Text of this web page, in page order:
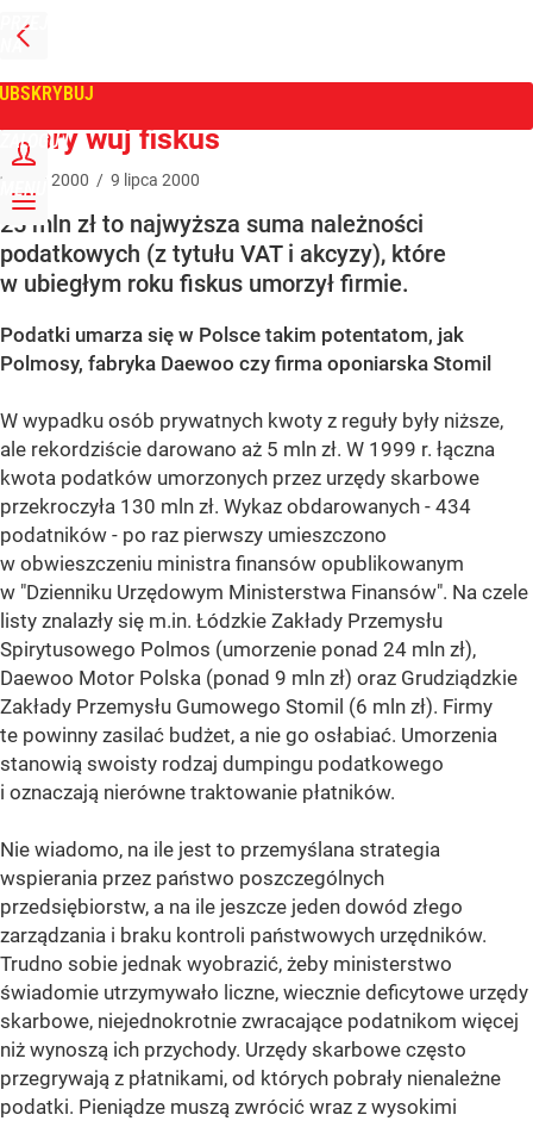
PRZEJDŹ
NA
GŁÓWNĄ
ZALOGUJ
MENU
Tygodnik Wprost
Dobry wuj fiskus
9 lipca 2000 / 9 lipca 2000
25 mln zł to najwyższa suma należności
podatkowych (z tytułu VAT i akcyzy), które
w ubiegłym roku fiskus umorzył firmie.
Podatki umarza się w Polsce takim potentatom, jak
Polmosy, fabryka Daewoo czy firma oponiarska Stomil
W wypadku osób prywatnych kwoty z reguły były niższe,
ale rekordziście darowano aż 5 mln zł. W 1999 r. łączna
kwota podatków umorzonych przez urzędy skarbowe
przekroczyła 130 mln zł. Wykaz obdarowanych - 434
podatników - po raz pierwszy umieszczono
w obwieszczeniu ministra finansów opublikowanym
w "Dzienniku Urzędowym Ministerstwa Finansów". Na czele
listy znalazły się m.in. Łódzkie Zakłady Przemysłu
Spirytusowego Polmos (umorzenie ponad 24 mln zł),
Daewoo Motor Polska (ponad 9 mln zł) oraz Grudziądzkie
Zakłady Przemysłu Gumowego Stomil (6 mln zł). Firmy
te powinny zasilać budżet, a nie go osłabiać. Umorzenia
stanowią swoisty rodzaj dumpingu podatkowego
i oznaczają nierówne traktowanie płatników.
Nie wiadomo, na ile jest to przemyślana strategia
wspierania przez państwo poszczególnych
przedsiębiorstw, a na ile jeszcze jeden dowód złego
zarządzania i braku kontroli państwowych urzędników.
Trudno sobie jednak wyobrazić, żeby ministerstwo
świadomie utrzymywało liczne, wiecznie deficytowe urzędy
skarbowe, niejednokrotnie zwracające podatnikom więcej
niż wynoszą ich przychody. Urzędy skarbowe często
przegrywają z płatnikami, od których pobrały nienależne
podatki. Pieniądze muszą zwrócić wraz z wysokimi